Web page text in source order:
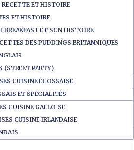
ET HISTOIRE
ET HISTOIRE
BREAKFAST ET SON HISTOIRE
DES PUDDINGS BRITANNIQUES
(STREET PARTY)
CUISINE ÉCOSSAISE
ET SPÉCIALITÉS
CUISINE GALLOISE
CUISINE IRLANDAISE